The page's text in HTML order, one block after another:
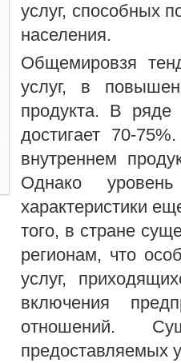
услуг, способных
населения.
Общемировзя
услуг, в
продукта. В ряде
достигает 70-
внутреннем
Однако
характеристики
того, в стране
регионам, что
услуг,
включения
отношений.
предоставляемых